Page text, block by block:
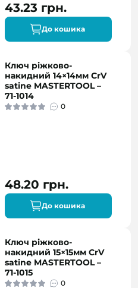
43.23 грн.
До кошика
Ключ ріжково-
накидний 14×14мм CrV
satine MASTERTOOL –
71-1014
0
48.20 грн.
До кошика
Ключ ріжково-
накидний 15×15мм CrV
satine MASTERTOOL –
71-1015
0